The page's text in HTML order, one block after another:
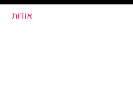
אודות